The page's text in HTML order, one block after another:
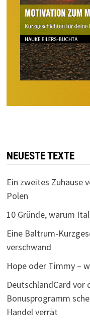
NEUESTE TEXTE
Ein zweites Zuhause
Polen
10 Gründe, warum
Eine Baltrum-
verschwand
Hope oder Timmy –
DeutschlandCard vor
Bonusprogramm
Handel verrät